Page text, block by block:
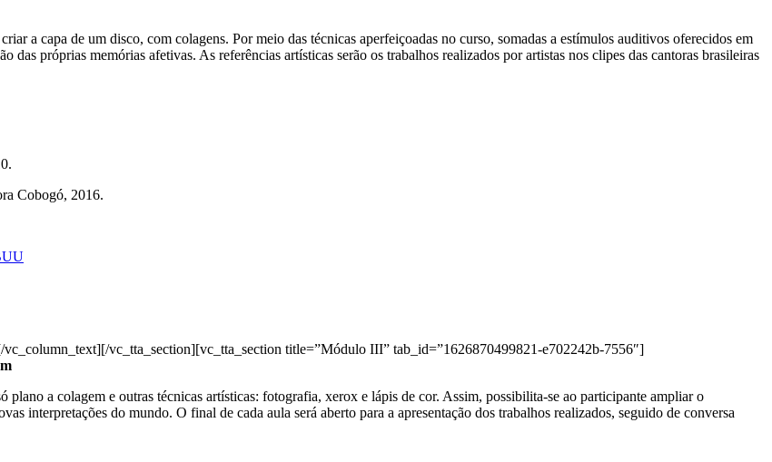
a capa de um disco, com colagens. Por meio das técnicas aperfeiçoadas no curso, somadas a estímulos auditivos oferecidos em
próprias memórias afetivas. As referências artísticas serão os trabalhos realizados por artistas nos clipes das cantoras brasileiras
Cobogó, 2016.
vc_column_text][/vc_tta_section][vc_tta_section title=”Módulo III” tab_id=”1626870499821-e702242b-7556″]
a colagem e outras técnicas artísticas: fotografia, xerox e lápis de cor. Assim, possibilita-se ao participante ampliar o
interpretações do mundo. O final de cada aula será aberto para a apresentação dos trabalhos realizados, seguido de conversa